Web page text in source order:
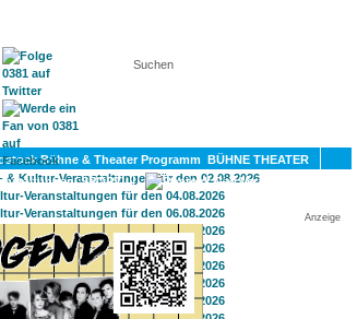
KONTAKT
BÜHNE THEATER
SPORT
Anzeige